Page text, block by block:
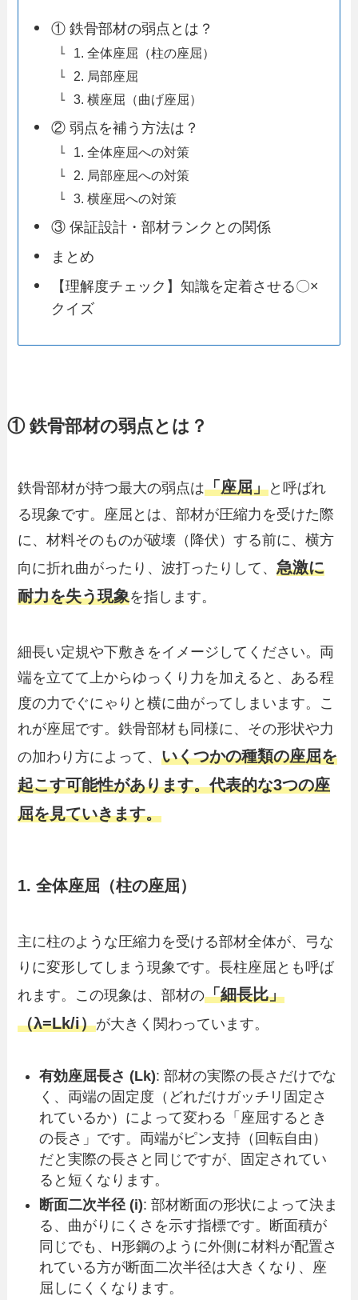
① 鉄骨部材の弱点とは？
1. 全体座屈（柱の座屈）
2. 局部座屈
3. 横座屈（曲げ座屈）
② 弱点を補う方法は？
1. 全体座屈への対策
2. 局部座屈への対策
3. 横座屈への対策
③ 保証設計・部材ランクとの関係
まとめ
【理解度チェック】知識を定着させる〇×
クイズ
① 鉄骨部材の弱点とは？
鉄骨部材が持つ最大の弱点は「座屈」と呼ばれ
る現象です。座屈とは、部材が圧縮力を受けた際
に、材料そのものが破壊（降伏）する前に、横方
向に折れ曲がったり、波打ったりして、急激に
耐力を失う現象を指します。
細長い定規や下敷きをイメージしてください。両
端を立てて上からゆっくり力を加えると、ある程
度の力でぐにゃりと横に曲がってしまいます。こ
れが座屈です。鉄骨部材も同様に、その形状や力
の加わり方によって、いくつかの種類の座屈を
起こす可能性があります。代表的な3つの座
屈を見ていきます。
1. 全体座屈（柱の座屈）
主に柱のような圧縮力を受ける部材全体が、弓な
りに変形してしまう現象です。長柱座屈とも呼ば
れます。この現象は、部材の「細長比」
（λ=Lk/i）が大きく関わっています。
有効座屈長さ (Lk​): 部材の実際の長さだけでな
く、両端の固定度（どれだけガッチリ固定さ
れているか）によって変わる「座屈するとき
の長さ」です。両端がピン支持（回転自由）
だと実際の長さと同じですが、固定されてい
ると短くなります。
断面二次半径 (i): 部材断面の形状によって決ま
る、曲がりにくさを示す指標です。断面積が
同じでも、H形鋼のように外側に材料が配置さ
れている方が断面二次半径は大きくなり、座
屈しにくくなります。